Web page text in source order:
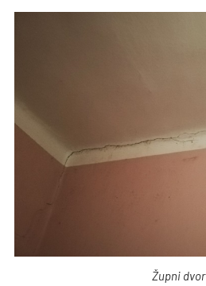
Župni dvor